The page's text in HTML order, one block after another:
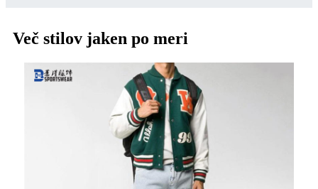
Več stilov jaken po meri